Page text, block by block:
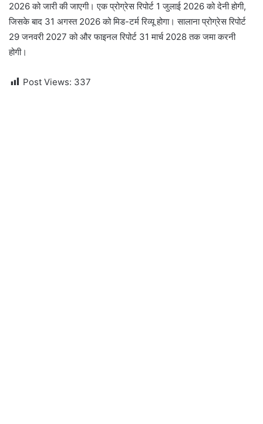
2026 को जारी की जाएगी। एक प्रोग्रेस रिपोर्ट 1 जुलाई 2026 को देनी होगी,
जिसके बाद 31 अगस्त 2026 को मिड-टर्म रिव्यू होगा। सालाना प्रोग्रेस रिपोर्ट
29 जनवरी 2027 को और फाइनल रिपोर्ट 31 मार्च 2028 तक जमा करनी
होगी।
Post Views: 337